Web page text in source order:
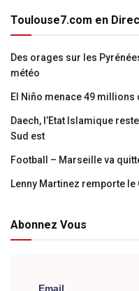
Toulouse7.com en
Des orages sur les
météo
El Niño menace 49 millions
Daech, l’Etat Islamique
Sud est
Football – Marseille va
Lenny Martinez remporte
Abonnez Vous
Email